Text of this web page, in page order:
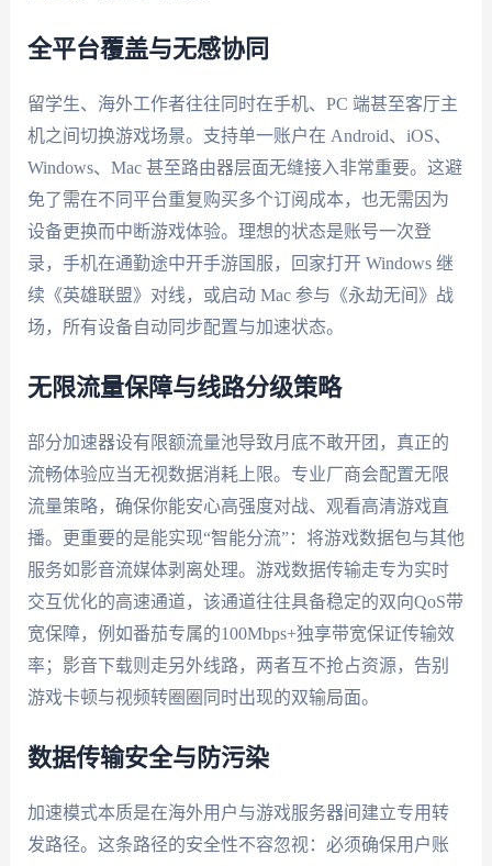
全平台覆盖与无感协同
留学生、海外工作者往往同时在手机、PC 端甚至客厅主
机之间切换游戏场景。支持单一账户在 Android、iOS、
Windows、Mac 甚至路由器层面无缝接入非常重要。这避
免了需在不同平台重复购买多个订阅成本，也无需因为
设备更换而中断游戏体验。理想的状态是账号一次登
录，手机在通勤途中开手游国服，回家打开 Windows 继
续《英雄联盟》对线，或启动 Mac 参与《永劫无间》战
场，所有设备自动同步配置与加速状态。
无限流量保障与线路分级策略
部分加速器设有限额流量池导致月底不敢开团，真正的
流畅体验应当无视数据消耗上限。专业厂商会配置无限
流量策略，确保你能安心高强度对战、观看高清游戏直
播。更重要的是能实现“智能分流”：将游戏数据包与其他
服务如影音流媒体剥离处理。游戏数据传输走专为实时
交互优化的高速通道，该通道往往具备稳定的双向QoS带
宽保障，例如番茄专属的100Mbps+独享带宽保证传输效
率；影音下载则走另外线路，两者互不抢占资源，告别
游戏卡顿与视频转圈圈同时出现的双输局面。
数据传输安全与防污染
加速模式本质是在海外用户与游戏服务器间建立专用转
发路径。这条路径的安全性不容忽视：必须确保用户账